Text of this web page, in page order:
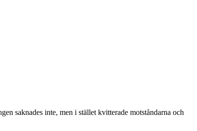
saknades inte, men i stället kvitterade motståndarna och